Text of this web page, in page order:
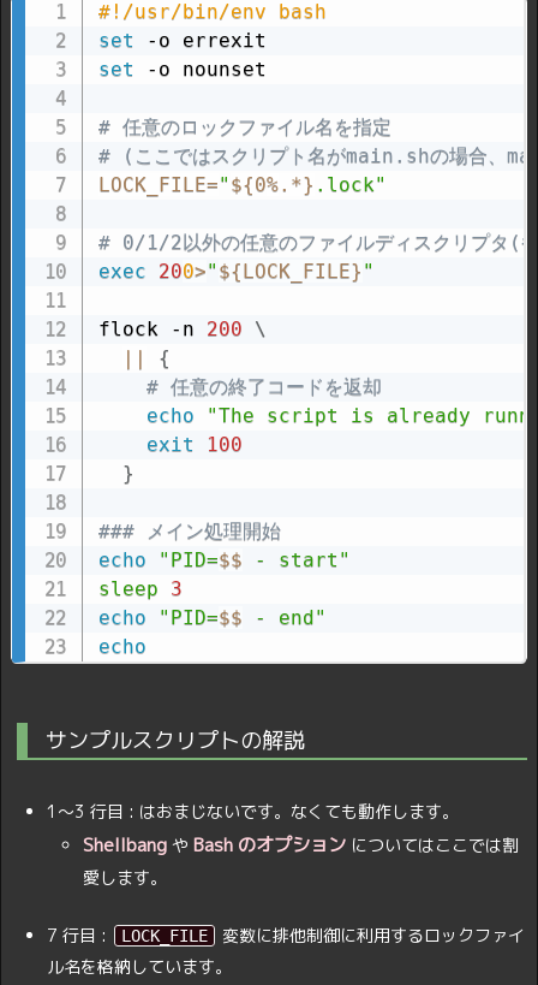
#!/usr/bin/env bash
set
set -o nounset
# 任意のロックファイル名を指定
# (ここではスクリプト名がmain.shの場合、
LOCK_FILE=" ${0%.*} .lock"
# 0/1/2以外の任意のファイルディスクリプタ(
exec
200>" ${LOCK_FILE} "
flock -n 200
\
||
{
# 任意の終了コードを返却
echo
"The script is already
exit
100
}
### メイン処理開始
echo
"PID=$$ - start"
sleep
3
echo
"PID=$$ - end"
echo
サンプルスクリプトの解説
1〜3 行目 : はおまじないです。なくても動作します。
Shellbang や Bash のオプション についてはここでは割
愛します。
7 行目 : LOCK_FILE
変数に排他制御に利用するロックファイ
ル名を格納しています。